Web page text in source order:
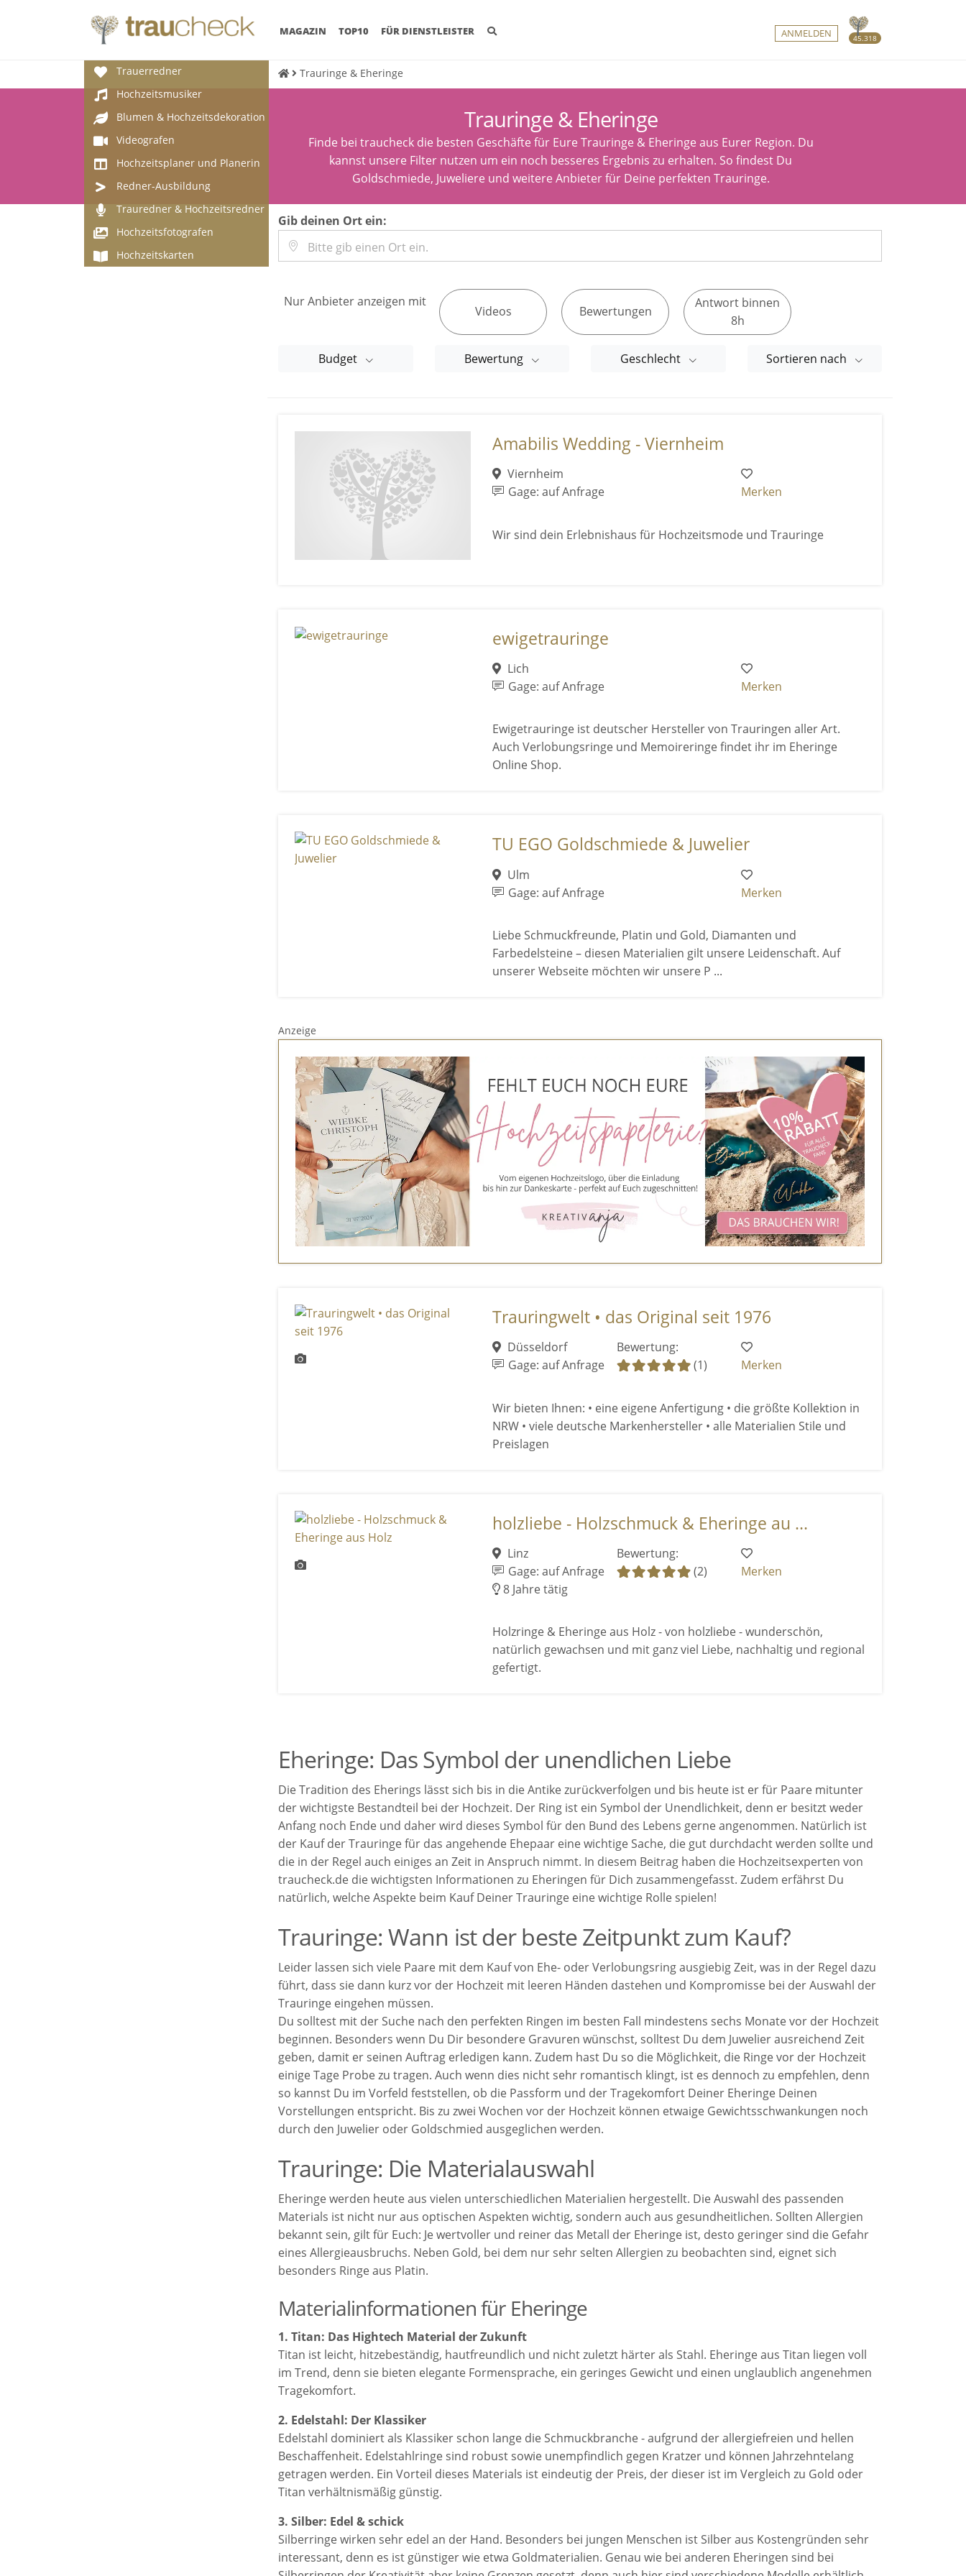
45.318
MAGAZIN (CURRENT)
TOP10 FÜR DIENSTLEISTER ANMELDEN
Trauerredner
Hochzeitsmusiker
Blumen & Hochzeitsdekoration
Videografen
Hochzeitsplaner und Planerin
Redner-Ausbildung
Trauredner & Hochzeitsredner
Hochzeitsfotografen
Hochzeitskarten
Trauringe & Eheringe
Trauringe & Eheringe
Finde bei traucheck die besten Geschäfte für Eure Trauringe & Eheringe aus Eurer Region. Du
kannst unsere Filter nutzen um ein noch besseres Ergebnis zu erhalten. So findest Du
Goldschmiede, Juweliere und weitere Anbieter für Deine perfekten Trauringe.
Gib deinen Ort ein:
Nur Anbieter anzeigen mit
Videos Bewertungen
Antwort binnen
8h
Budget Bewertung Geschlecht Sortieren nach
Amabilis Wedding - Viernheim
Viernheim
Gage: auf Anfrage
Merken
Wir sind dein Erlebnishaus für Hochzeitsmode und Trauringe
ewigetrauringe
Lich
Gage: auf Anfrage
Merken
Ewigetrauringe ist deutscher Hersteller von Trauringen aller Art.
Auch Verlobungsringe und Memoireringe findet ihr im Eheringe
Online Shop.
TU EGO Goldschmiede & Juwelier
Ulm
Gage: auf Anfrage
Merken
Liebe Schmuckfreunde, Platin und Gold, Diamanten und
Farbedelsteine – diesen Materialien gilt unsere Leidenschaft. Auf
unserer Webseite möchten wir unsere P ...
Anzeige
Trauringwelt • das Original seit 1976
Düsseldorf
Gage: auf Anfrage
Bewertung:
(1)
Merken
Wir bieten Ihnen: • eine eigene Anfertigung • die größte Kollektion in
NRW • viele deutsche Markenhersteller • alle Materialien Stile und
Preislagen
holzliebe - Holzschmuck & Eheringe au ...
Linz
Gage: auf Anfrage
8 Jahre tätig
Bewertung:
(2)
Merken
Holzringe & Eheringe aus Holz - von holzliebe - wunderschön,
natürlich gewachsen und mit ganz viel Liebe, nachhaltig und regional
gefertigt.
Eheringe: Das Symbol der unendlichen Liebe
Die Tradition des Eherings lässt sich bis in die Antike zurückverfolgen und bis heute ist er für Paare mitunter
der wichtigste Bestandteil bei der Hochzeit. Der Ring ist ein Symbol der Unendlichkeit, denn er besitzt weder
Anfang noch Ende und daher wird dieses Symbol für den Bund des Lebens gerne angenommen. Natürlich ist
der Kauf der Trauringe für das angehende Ehepaar eine wichtige Sache, die gut durchdacht werden sollte und
die in der Regel auch einiges an Zeit in Anspruch nimmt. In diesem Beitrag haben die Hochzeitsexperten von
traucheck.de die wichtigsten Informationen zu Eheringen für Dich zusammengefasst. Zudem erfährst Du
natürlich, welche Aspekte beim Kauf Deiner Trauringe eine wichtige Rolle spielen!
Trauringe: Wann ist der beste Zeitpunkt zum Kauf?
Leider lassen sich viele Paare mit dem Kauf von Ehe- oder Verlobungsring ausgiebig Zeit, was in der Regel dazu
führt, dass sie dann kurz vor der Hochzeit mit leeren Händen dastehen und Kompromisse bei der Auswahl der
Trauringe eingehen müssen.
Du solltest mit der Suche nach den perfekten Ringen im besten Fall mindestens sechs Monate vor der Hochzeit
beginnen. Besonders wenn Du Dir besondere Gravuren wünschst, solltest Du dem Juwelier ausreichend Zeit
geben, damit er seinen Auftrag erledigen kann. Zudem hast Du so die Möglichkeit, die Ringe vor der Hochzeit
einige Tage Probe zu tragen. Auch wenn dies nicht sehr romantisch klingt, ist es dennoch zu empfehlen, denn
so kannst Du im Vorfeld feststellen, ob die Passform und der Tragekomfort Deiner Eheringe Deinen
Vorstellungen entspricht. Bis zu zwei Wochen vor der Hochzeit können etwaige Gewichtsschwankungen noch
durch den Juwelier oder Goldschmied ausgeglichen werden.
Trauringe: Die Materialauswahl
Eheringe werden heute aus vielen unterschiedlichen Materialien hergestellt. Die Auswahl des passenden
Materials ist nicht nur aus optischen Aspekten wichtig, sondern auch aus gesundheitlichen. Sollten Allergien
bekannt sein, gilt für Euch: Je wertvoller und reiner das Metall der Eheringe ist, desto geringer sind die Gefahr
eines Allergieausbruchs. Neben Gold, bei dem nur sehr selten Allergien zu beobachten sind, eignet sich
besonders Ringe aus Platin.
Materialinformationen für Eheringe
1. Titan: Das Hightech Material der Zukunft
Titan ist leicht, hitzebeständig, hautfreundlich und nicht zuletzt härter als Stahl. Eheringe aus Titan liegen voll
im Trend, denn sie bieten elegante Formensprache, ein geringes Gewicht und einen unglaublich angenehmen
Tragekomfort.
2. Edelstahl: Der Klassiker
Edelstahl dominiert als Klassiker schon lange die Schmuckbranche - aufgrund der allergiefreien und hellen
Beschaffenheit. Edelstahlringe sind robust sowie unempfindlich gegen Kratzer und können Jahrzehntelang
getragen werden. Ein Vorteil dieses Materials ist eindeutig der Preis, der dieser ist im Vergleich zu Gold oder
Titan verhältnismäßig günstig.
3. Silber: Edel & schick
Silberringe wirken sehr edel an der Hand. Besonders bei jungen Menschen ist Silber aus Kostengründen sehr
interessant, denn es ist günstiger wie etwa Goldmaterialien. Genau wie bei anderen Eheringen sind bei